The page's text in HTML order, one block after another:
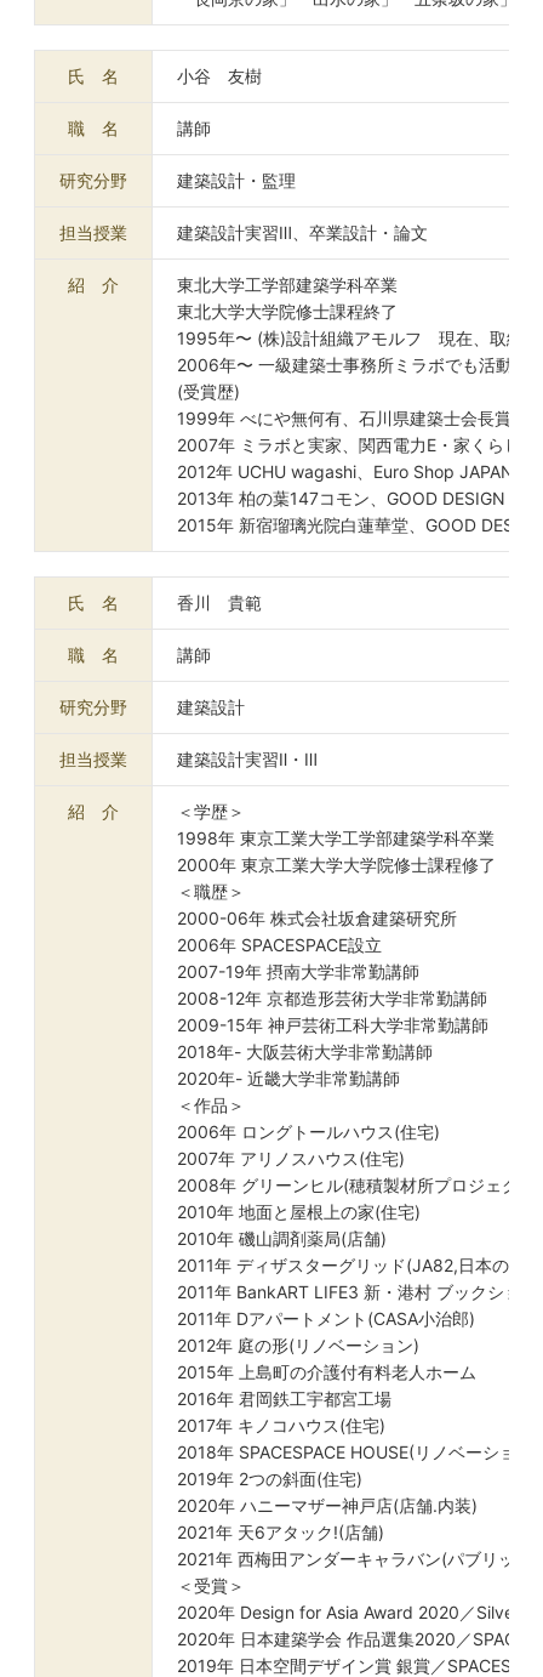
氏 名 小谷 友樹
職 名 講師
研究分野 建築設計・監理
担当授業 建築設計実習Ⅲ、卒業設計・論文
紹 介
東北大学工学部建築学科卒業
東北大学大学院修士課程終了
1995年〜 (株)設計組織アモルフ 現在、取締
2006年〜 一級建築士事務所ミラボでも活動を
(受賞歴)
1999年 べにや無何有、石川県建築士会長賞
2007年 ミラボと実家、関西電力E・家くらし
2012年 UCHU wagashi、Euro Shop JAPAN
2013年 柏の葉147コモン、GOOD DESIGN
2015年 新宿瑠璃光院白蓮華堂、GOOD
氏 名 香川 貴範
職 名 講師
研究分野 建築設計
担当授業 建築設計実習Ⅱ・Ⅲ
紹 介
＜学歴＞
1998年 東京工業大学工学部建築学科卒業
2000年 東京工業大学大学院修士課程修了
＜職歴＞
2000-06年 株式会社坂倉建築研究所
2006年 SPACESPACE設立
2007-19年 摂南大学非常勤講師
2008-12年 京都造形芸術大学非常勤講師
2009-15年 神戸芸術工科大学非常勤講師
2018年- 大阪芸術大学非常勤講師
2020年- 近畿大学非常勤講師
＜作品＞
2006年 ロングトールハウス(住宅)
2007年 アリノスハウス(住宅)
2008年 グリーンヒル(穂積製材所プロジェクト
2010年 地面と屋根上の家(住宅)
2010年 磯山調剤薬局(店舗)
2011年 ディザスターグリッド(JA82,日本の都
2011年 BankART LIFE3 新・港村 ブックショッ
2011年 Dアパートメント(CASA小治郎)
2012年 庭の形(リノベーション)
2015年 上島町の介護付有料老人ホーム
2016年 君岡鉄工宇都宮工場
2017年 キノコハウス(住宅)
2018年 SPACESPACE HOUSE(リノベーション)
2019年 2つの斜面(住宅)
2020年 ハニーマザー神戸店(店舗.内装)
2021年 天6アタック!(店舗)
2021年 西梅田アンダーキャラバン(パブリック
＜受賞＞
2020年 Design for Asia Award 2020／Silver／
2020年 日本建築学会 作品選集2020／
2019年 日本空間デザイン賞 銀賞／